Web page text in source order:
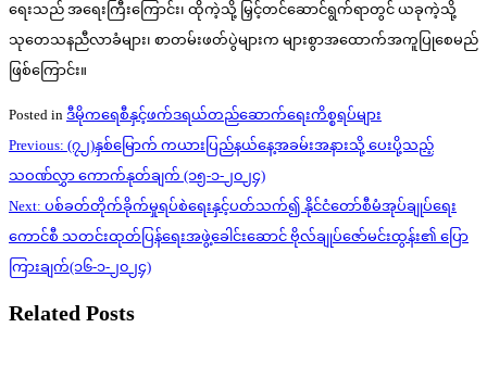
ရေးသည် အရေးကြီးကြောင်း၊ ထိုကဲ့သို့ မြှင့်တင်ဆောင်ရွက်ရာတွင် ယခုကဲ့သို့
သုတေသနညီလာခံများ၊ စာတမ်းဖတ်ပွဲများက များစွာအထောက်အကူပြုစေမည်
ဖြစ်ကြောင်း။
Posted in ဒီမိုကရေစီနှင့်ဖက်ဒရယ်တည်ဆောက်‌ရေးကိစ္စရပ်များ
Post
navigation
Previous: (၇၂)နှစ်မြောက် ကယားပြည်နယ်နေ့အခမ်းအနားသို့ ပေးပို့သည့်
သဝဏ်လွှာ ကောက်နုတ်ချက် (၁၅-၁-၂၀၂၄)
Next: ပစ်ခတ်တိုက်ခိုက်မှုရပ်စဲရေးနှင့်ပတ်သက်၍ နိုင်ငံတော်စီမံအုပ်ချုပ်ရေး
ကောင်စီ သတင်းထုတ်ပြန်ရေးအဖွဲ့ခေါင်းဆောင် ဗိုလ်ချုပ်ဇော်မင်းထွန်း၏ ပြော
ကြားချက်(၁၆-၁-၂၀၂၄)
Related Posts